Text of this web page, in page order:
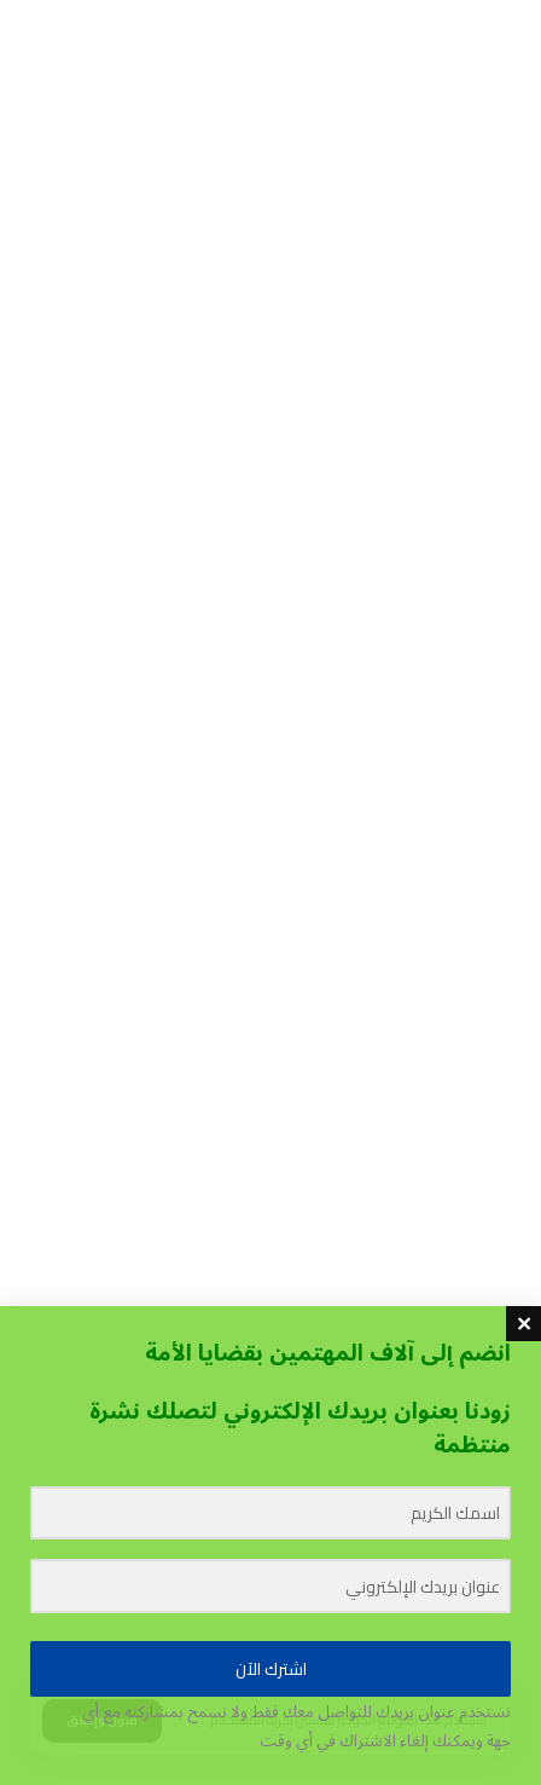
يستخدم هذا الموقع الكوكيز لتحسين تجربة المستخدم. قبول وإغلاق
انضم إلى آلاف المهتمين بقضايا الأمة
زودنا بعنوان بريدك الإلكتروني لتصلك نشرة
منتظمة
اشترك الآن
نستخدم عنوان بريدك للتواصل معك فقط ولا نسمح بمشاركته مع أي
جهةويمكنك إلغاء الاشتراك في أي وقت